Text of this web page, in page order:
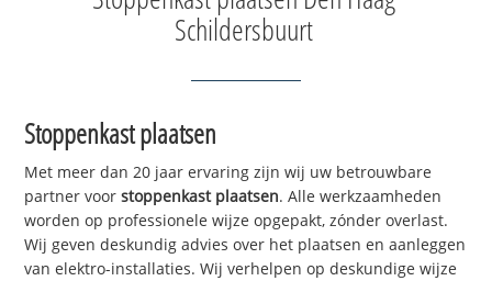
Schildersbuurt
Stoppenkast plaatsen
Met meer dan 20 jaar ervaring zijn wij uw betrouwbare
partner voorstoppenkast plaatsen. Alle werkzaamheden
worden op professionele wijze opgepakt, zónder overlast.
Wij geven deskundig advies over het plaatsen en aanleggen
van elektro-installaties. Wij verhelpen op deskundige wijze